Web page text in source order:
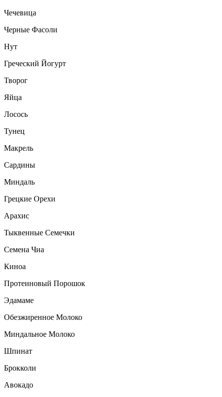
Чечевица
Черные Фасоли
Нут
Греческий Йогурт
Творог
Яйца
Лосось
Тунец
Макрель
Сардины
Миндаль
Грецкие Орехи
Арахис
Тыквенные Семечки
Семена Чиа
Киноа
Протеиновый Порошок
Эдамаме
Обезжиренное Молоко
Миндальное Молоко
Шпинат
Брокколи
Авокадо